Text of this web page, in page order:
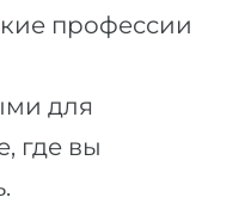
профессии
для
где вы